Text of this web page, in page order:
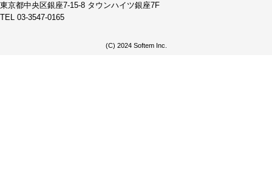
東京都中央区銀座7-15-8 タウンハイツ銀座7F
TEL 03-3547-0165
(C) 2024 Softem Inc.